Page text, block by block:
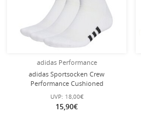
adidas Performance
adidas Sportsocken Crew
Performance Cushioned
(feuchtigkeitsabsorbierende, Mesh-
Einsätze) weiss - 3 Paar
UVP: 18,00€
15,90€